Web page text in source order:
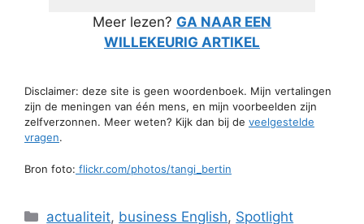
Meer lezen? GA NAAR EEN
WILLEKEURIG ARTIKEL
Disclaimer: deze site is geen woordenboek. Mijn vertalingen
zijn de meningen van één mens, en mijn voorbeelden zijn
zelfverzonnen. Meer weten? Kijk dan bij de veelgestelde
vragen.
Bron foto: flickr.com/photos/tangi_bertin
Categorieën
actualiteit, business English, Spotlight